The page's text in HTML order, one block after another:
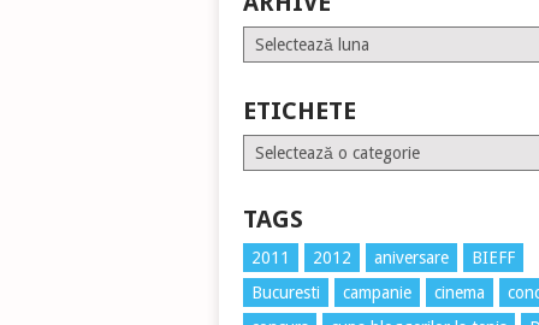
Arhive
ETICHETE
Etichete
TAGS
2011 2012 aniversare
BIEFF
Bucuresti
campanie cinema